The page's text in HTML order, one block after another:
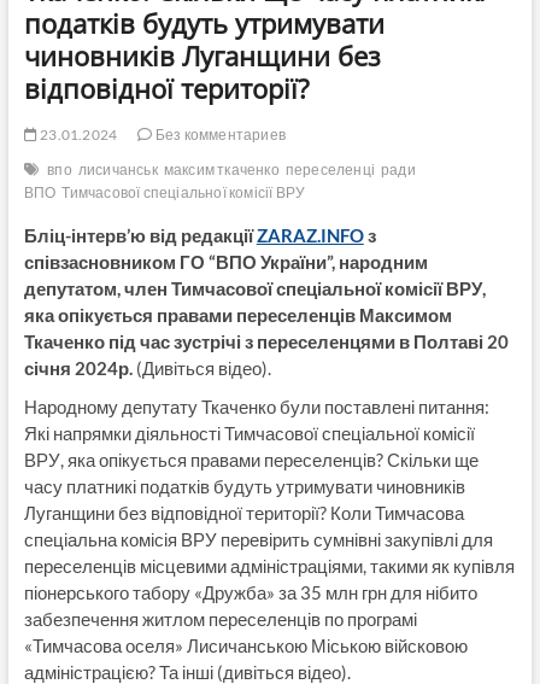
податків будуть утримувати
чиновників Луганщини без
відповідної території?
23.01.2024
Без комментариев
впо лисичанськ максим ткаченко переселенці ради
ВПО Тимчасової спеціальної комісії ВРУ
Бліц-інтерв’ю від редакціїZARAZ.INFOз
співзасновником ГО “ВПО України”, народним
депутатом, член Тимчасової спеціальної комісії ВРУ,
яка опікується правами переселенців Максимом
Ткаченко під час зустрічі з переселенцями в Полтаві 20
січня 2024р. (Дивіться відео).
Народному депутату Ткаченко були поставлені питання:
Які напрямки діяльності Тимчасової спеціальної комісії
ВРУ, яка опікується правами переселенців? Скільки ще
часу платникі податків будуть утримувати чиновників
Луганщини без відповідної території? Коли Тимчасова
спеціальна комісія ВРУ перевірить сумнівні закупівлі для
переселенців місцевими адміністраціями, такими як купівля
піонерського табору «Дружба» за 35 млн грн для нібито
забезпечення житлом переселенців по програмі
«Тимчасова оселя» Лисичанською Міською війсковою
адміністрацією? Та інші (дивіться відео).